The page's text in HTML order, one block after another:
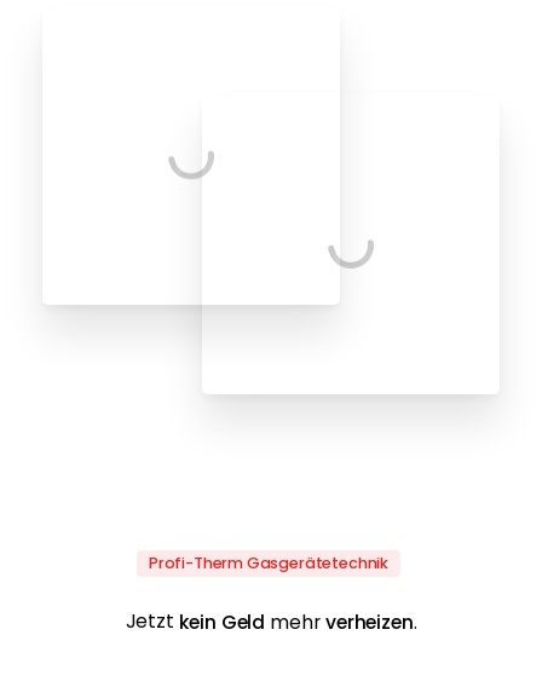
Profi-Therm Gasgerätetechnik
Jetzt kein Geld mehrverheizen.